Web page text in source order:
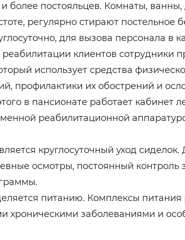
более постояльцев. Комнаты,
регулярно стирают постельное
для вызова персонала в
клиентов сотрудники
использует средства
профилактики их обострений и
в пансионате работает кабинет
реабилитационной
круглосуточный уход
осмотры, постоянный контроль
питанию. Комплексы питания
хроническими заболеваниями и